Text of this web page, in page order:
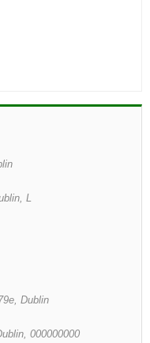
L
Dublin
000000000